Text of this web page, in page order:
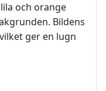
och orange
Bildens
ger en lugn